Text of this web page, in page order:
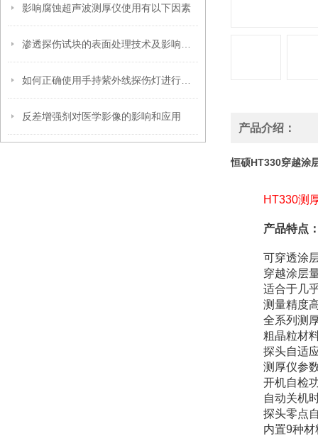
影响腐蚀超声波测厚仪使用有以下因素
反差增强剂对医学影像的影响和应用
产品介绍：
恒硕HT330穿越涂
HT330测
产品特点
可穿透涂
穿越涂层
适合于几
测量精度
全系列测
粗晶粒材
探头自适
测厚仪参
开机自检
自动关机
探头零点
内置9种